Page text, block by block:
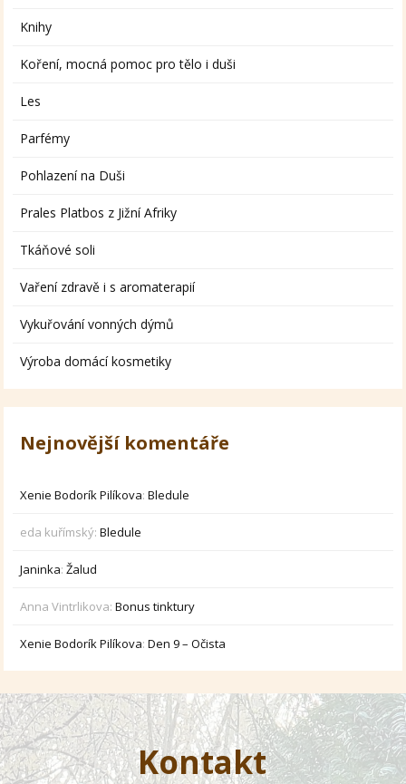
Knihy
Koření, mocná pomoc pro tělo i duši
Les
Parfémy
Pohlazení na Duši
Prales Platbos z Jižní Afriky
Tkáňové soli
Vaření zdravě i s aromaterapií
Vykuřování vonných dýmů
Výroba domácí kosmetiky
Nejnovější komentáře
Xenie Bodorík Pilíkova:Bledule
eda kuřímský:Bledule
Janinka:Žalud
Anna Vintrlikova:Bonus tinktury
Xenie Bodorík Pilíkova:Den 9 – Očista
Kontakt